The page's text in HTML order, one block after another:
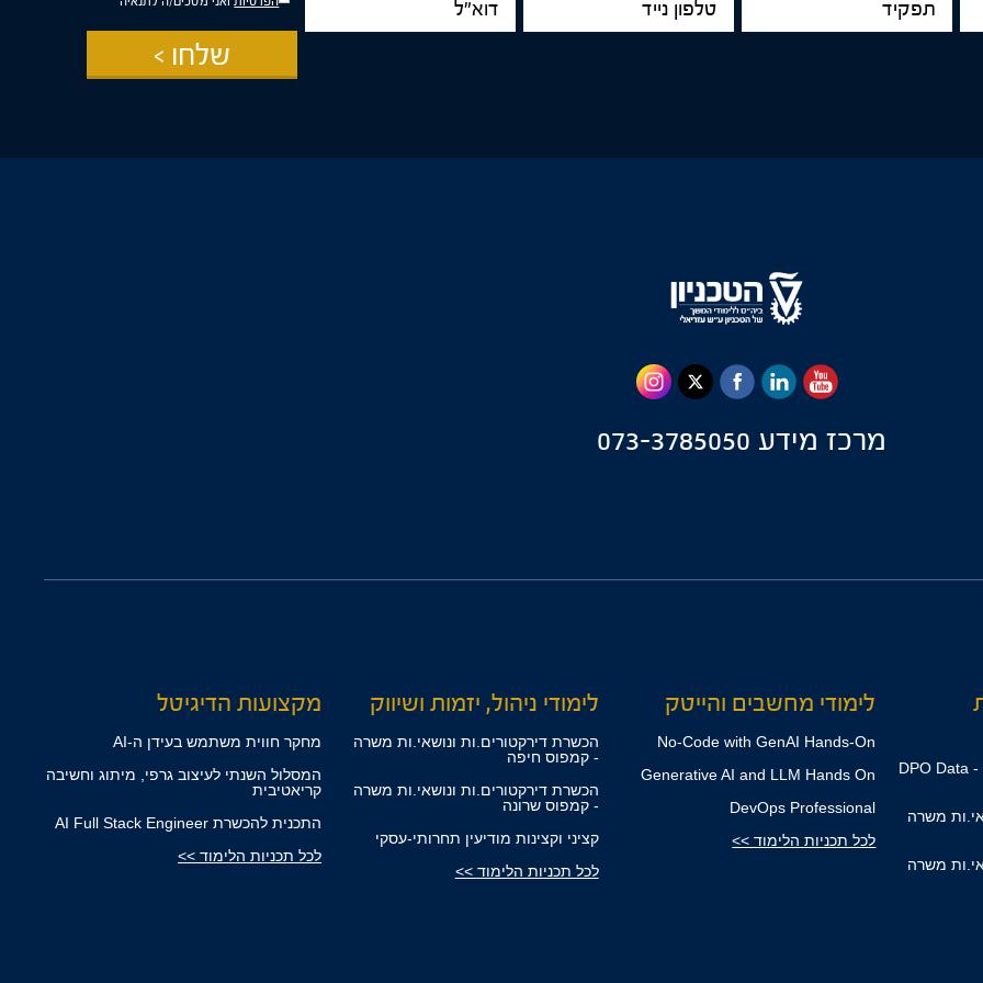
נייד
שלחו >
מרכז מידע
קורס ממוני הגנת הפרטיות - DPO Data
משרה
משרה
לימודי מחשבים והייטק
No-Code with GenAI Hands-On
Generative AI and LLM Hands On
DevOps Professional
לכל תכניות הלימוד >>
לימודי ניהול, יזמות ושיווק
הכשרת דירקטורים.ות ונושאי.ות משרה
- קמפוס חיפה
הכשרת דירקטורים.ות ונושאי.ות משרה
- קמפוס שרונה
קציני וקצינות מודיעין תחרותי-עסקי
לכל תכניות הלימוד >>
מקצועות הדיגיטל
מחקר חווית משתמש בעידן ה-AI
המסלול השנתי לעיצוב גרפי, מיתוג וחשיבה
קריאטיבית
התכנית להכשרת AI Full Stack Engineer
לכל תכניות הלימוד >>